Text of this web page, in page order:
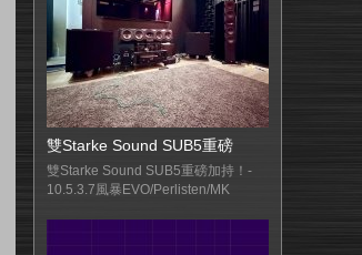
雙Starke Sound SUB5重磅
雙Starke Sound SUB5重磅加持！-
10.5.3.7風暴EVO/Perlisten/MK